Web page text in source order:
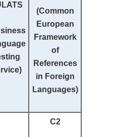
(Common
European
Framework
of
References
in Foreign
Languages)
C2